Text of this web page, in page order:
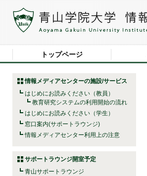
トップページ
情報メディアセンターの施設/サービス
はじめにお読みください（教員）
教育研究システムの利用開始の流れ
はじめにお読みください（学生）
窓口案内(サポートラウンジ)
情報メディアセンター利用上の注意
サポートラウンジ開室予定
青山サポートラウンジ